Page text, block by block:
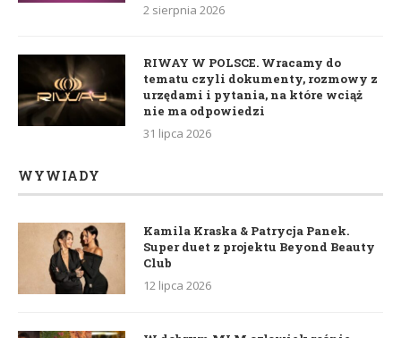
2 sierpnia 2026
RIWAY W POLSCE. Wracamy do
tematu czyli dokumenty, rozmowy z
urzędami i pytania, na które wciąż
nie ma odpowiedzi
31 lipca 2026
WYWIADY
Kamila Kraska & Patrycja Panek.
Super duet z projektu Beyond Beauty
Club
12 lipca 2026